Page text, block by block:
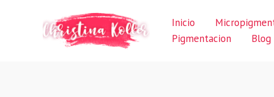
Inicio
Pigmentacion
Blog